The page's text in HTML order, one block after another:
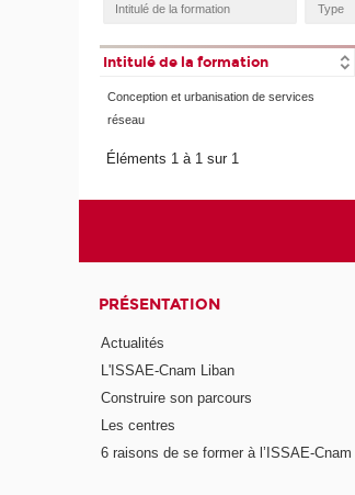
Intitulé de la formation
Conception et urbanisation de services
réseau
Éléments 1 à 1 sur 1
PRÉSENTATION
Actualités
L'ISSAE-Cnam Liban
Construire son parcours
Les centres
6 raisons de se former à l’ISSAE-Cnam